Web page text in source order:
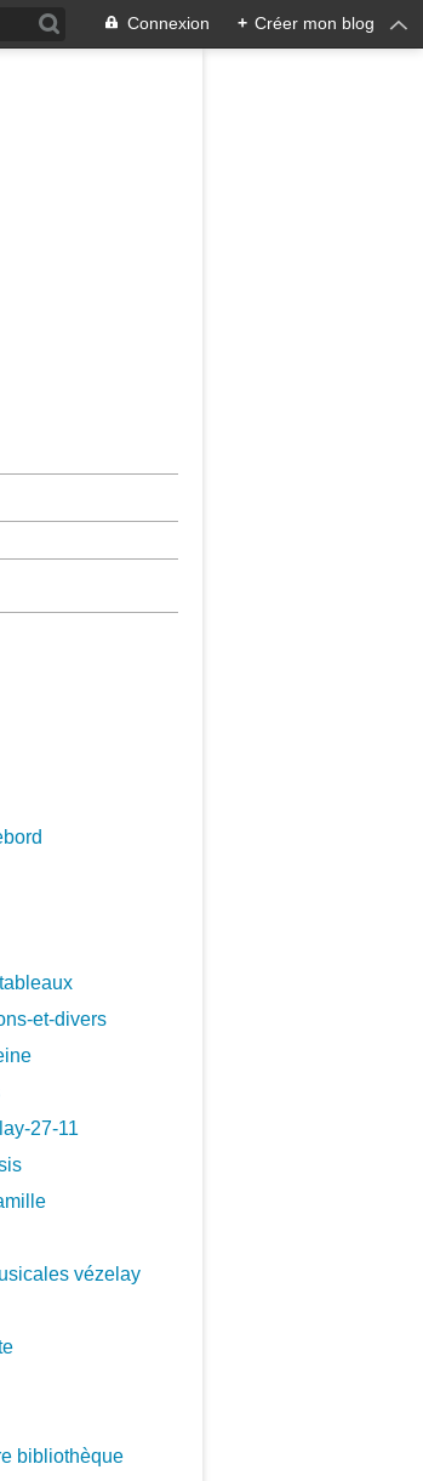
Connexion + Créer mon blog
et-divers
27-11
vézelay
bibliothèque